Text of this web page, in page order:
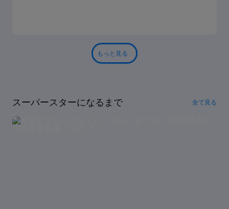
もっと見る
スーパースターになるまで 全て見る